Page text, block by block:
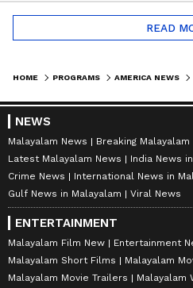
READ
HOME PROGRAMS AMERICA NEWS
NEWS
Malayalam News
Breaking Malayalam
Latest Malayalam News
India News
Crime News
International News in
Gulf News in Malayalam
Viral News
ENTERTAINMENT
Malayalam Film New
Entertainment
Malayalam Short Films
Malayalam
Malayalam Movie Trailers
Malayalam